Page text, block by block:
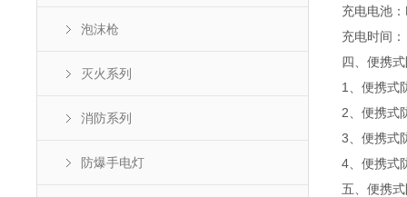
泡沫枪
灭火系列
消防系列
防爆手电灯
充电电池
充电时间
四、便携
1、便携式
2、便携式
3、便携式
4、便携式
五、便携